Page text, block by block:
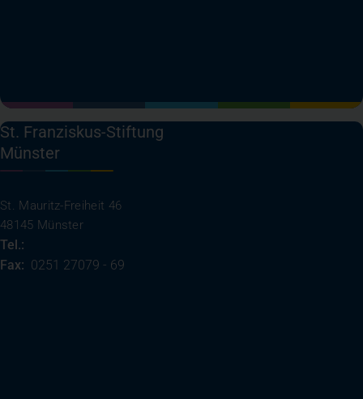
St. Franziskus-Stiftung
Münster
St. Mauritz-Freiheit 46
48145 Münster
Tel.:
Fax: 0251 27079 - 69